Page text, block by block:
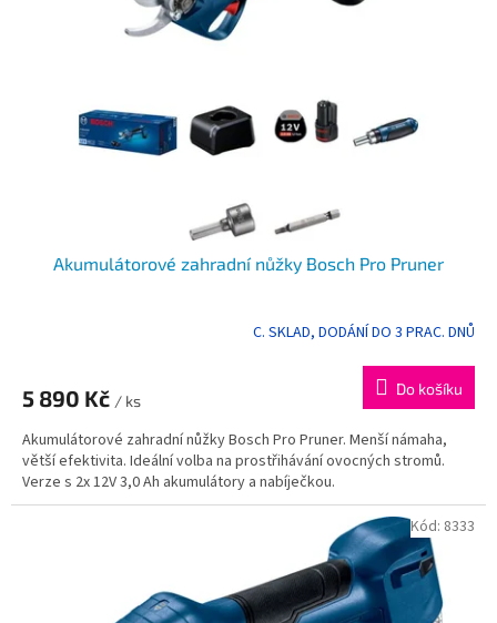
Akumulátorové zahradní nůžky Bosch Pro Pruner
C. SKLAD, DODÁNÍ DO 3 PRAC. DNŮ
5 890 Kč / ks
Do košíku
Akumulátorové zahradní nůžky Bosch Pro Pruner. Menší námaha,
větší efektivita. Ideální volba na prostřihávání ovocných stromů.
Verze s 2x 12V 3,0 Ah akumulátory a nabíječkou.
Kód: 8333